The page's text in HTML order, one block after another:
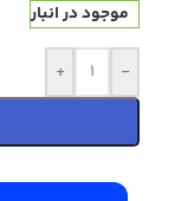
موجود در انبار
-
+